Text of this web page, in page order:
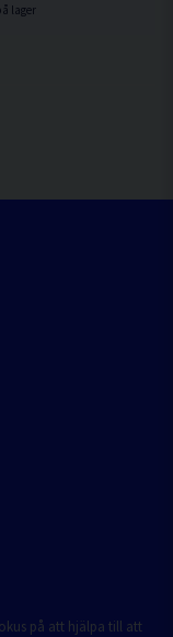
lager
på att hjälpa till att